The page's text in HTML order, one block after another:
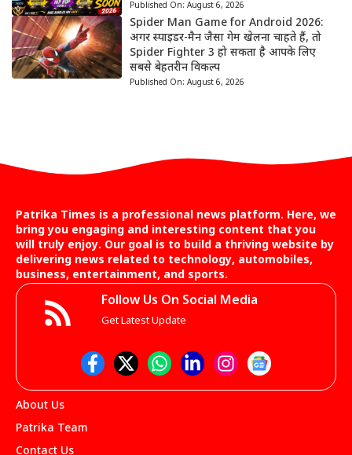
Published On: August 6, 2026
Spider Man Game for Android 2026:
अगर स्पाइडर-मैन जैसा गेम खेलना चाहते हैं, तो
Spider Fighter 3 हो सकता है आपके लिए
सबसे बेहतरीन विकल्प
Published On: August 6, 2026
Patrika Times is a professional news platform. Here, we
bring you engaging and interesting content that you
will truly enjoy. Our goal is to build a thriving website by
delivering news related to technology, automobiles,
business, entertainment, and sports.
Follow Us On Social Media
Get Latest Update
About Us
Patrika Team
Contact Us